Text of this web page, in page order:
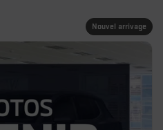
Nouvel arrivage